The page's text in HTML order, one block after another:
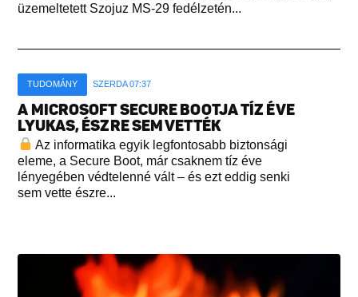
üzemeltetett Szojuz MS-29 fedélzetén...
TUDOMÁNY SZERDA 07:37
A MICROSOFT SECURE BOOTJA TÍZ ÉVE
LYUKAS, ÉSZRE SEM VETTÉK
Az informatika egyik legfontosabb biztonsági
eleme, a Secure Boot, már csaknem tíz éve
lényegében védtelenné vált – és ezt eddig senki
sem vette észre...